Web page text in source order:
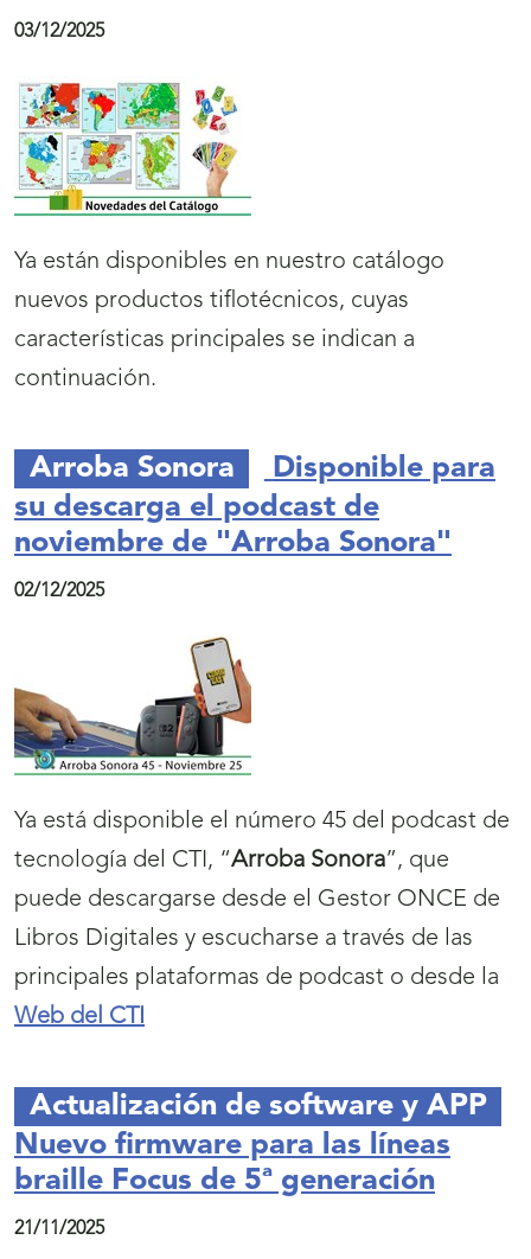
página
03/12/2025
Ya están disponibles en nuestro catálogo
nuevos productos tiflotécnicos, cuyas
características principales se indican a
continuación.
Arroba Sonora
Disponible para
su descarga el podcast de
noviembre de "Arroba Sonora"
02/12/2025
Ya está disponible el número 45 del podcast de
tecnología del CTI, “Arroba Sonora”, que
puede descargarse desde el Gestor ONCE de
Libros Digitales y escucharse a través de las
principales plataformas de podcast o desde la
Web del CTI
Actualización de software y APP
Nuevo firmware para las líneas
braille Focus de 5ª generación
21/11/2025